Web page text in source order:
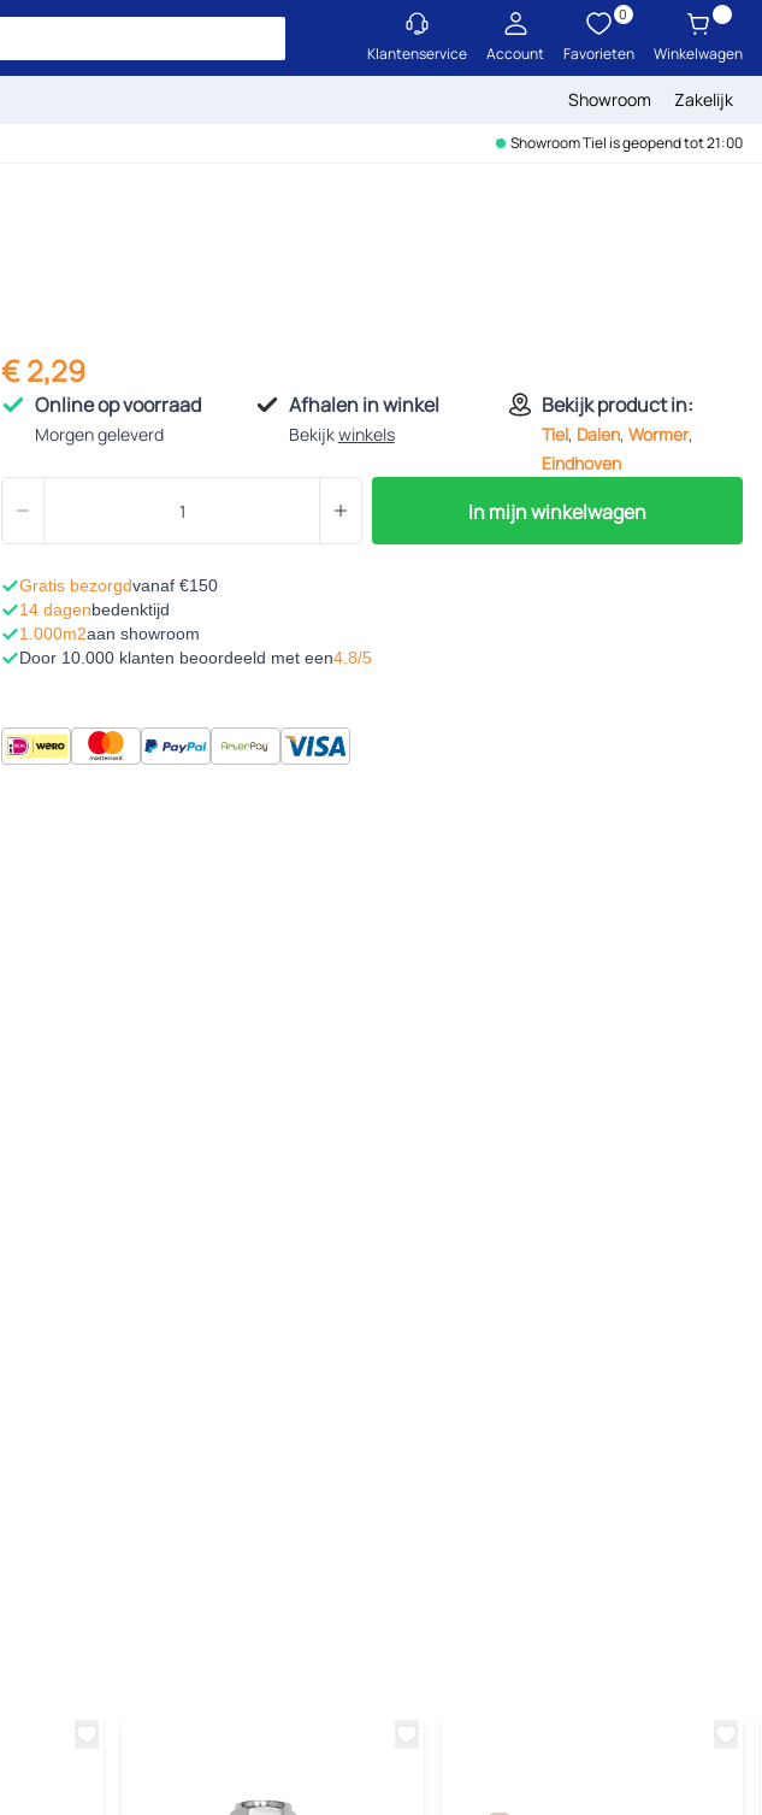
Klantenservice Account Favorieten
0
Winkelwagen
Showroom Zakelijk
Showroom Tiel is geopend tot 21:00
€ 2,29
Online op voorraad
Morgen geleverd
Afhalen in winkel
Bekijkwinkels
Bekijk product in:
Tiel, Dalen,Wormer,
Eindhoven
In mijn winkelwagen
Gratis bezorgdvanaf €150
14 dagenbedenktijd
1.000m2aan showroom
Door 10.000 klanten beoordeeld met een4.8/5